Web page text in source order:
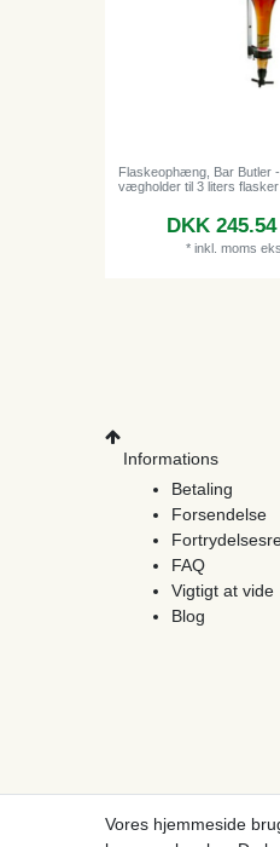
Flaskeophæng, Bar Butler
vægholder til 3 liters flasker
DKK
* inkl. moms
Informations
Betaling
Forsendelse
FAQ
Vigtigt at vide
Blog
Vores hjemmeside